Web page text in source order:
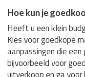
Hoe kun je
Heeft u een klein
Kies voor goedkope
aanpassingen die
bijvoorbeeld voor